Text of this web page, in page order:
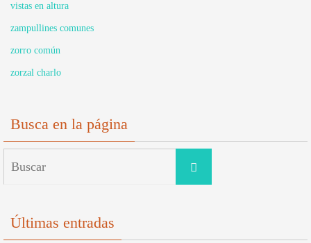
vistas en altura
zampullines comunes
zorro común
zorzal charlo
Busca en la página
Buscar
Últimas entradas